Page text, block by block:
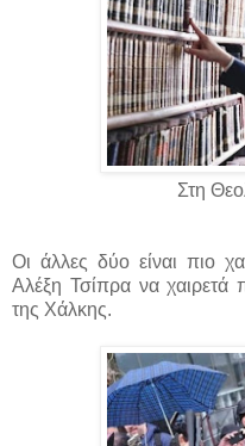
Στη
Οι άλλες δύο είναι πιο
Αλέξη Τσίπρα να χαιρετά
της Χάλκης.